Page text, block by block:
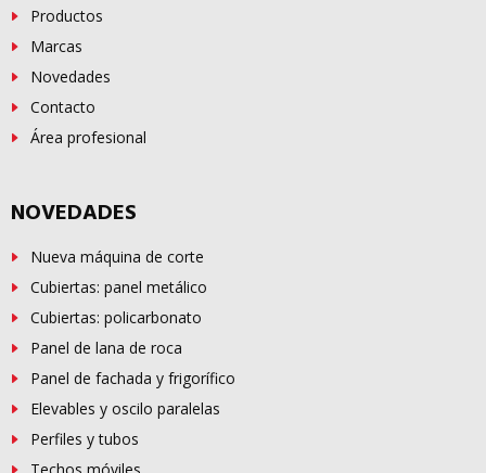
Productos
Marcas
Novedades
Contacto
Área profesional
NOVEDADES
Nueva máquina de corte
Cubiertas: panel metálico
Cubiertas: policarbonato
Panel de lana de roca
Panel de fachada y frigorífico
Elevables y oscilo paralelas
Perfiles y tubos